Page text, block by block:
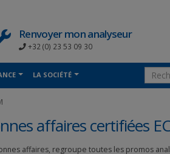
Renvoyer mon analyseur
+32 (0) 23 53 09 30
LA SOCIÉTÉ
affaires certifiées
affaires, regroupe toutes les promos